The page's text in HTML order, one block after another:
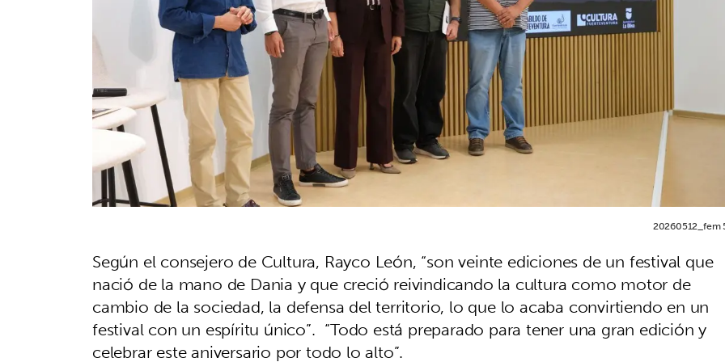
20260512_fem
Según el consejero de Cultura, Rayco León, “son veinte ediciones de un festival que
nació de la mano de Dania y que creció reivindicando la cultura como motor de
cambio de la sociedad, la defensa del territorio, lo que lo acaba convirtiendo en un
festival con un espíritu único”. “Todo está preparado para tener una gran edición y
celebrar este aniversario por todo lo alto”.